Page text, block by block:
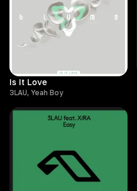
Is It Love
3LAU, Yeah Boy